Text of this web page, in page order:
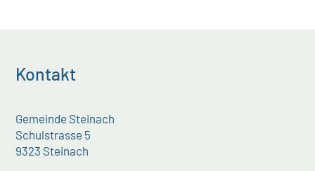
Kontakt
Gemeinde Steinach
Schulstrasse 5
9323 Steinach